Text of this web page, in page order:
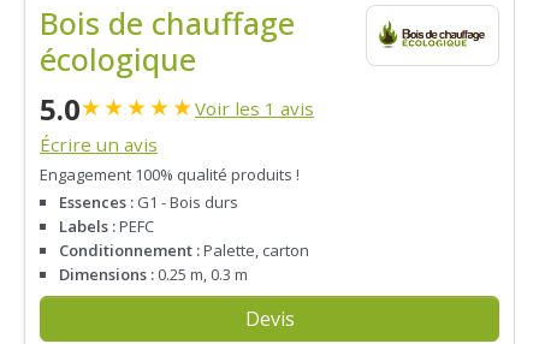
Bois de chauffage
écologique
5.0★★★★★Voir les 1 avis
Écrire un avis
Engagement 100% qualité produits !
Essences : G1 - Bois durs
Labels :PEFC
Conditionnement :Palette, carton
Dimensions : 0.25 m, 0.3 m
Devis